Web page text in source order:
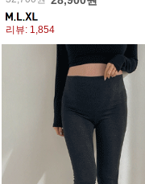
리뷰: 1,854